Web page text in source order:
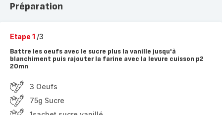
Préparation
Etape 1 /3
Battre les oeufs avec le sucre plus la vanille jusqu'à
blanchiment puis rajouter la farine avec la levure cuisson p2
20mn
3 Oeufs
75g Sucre